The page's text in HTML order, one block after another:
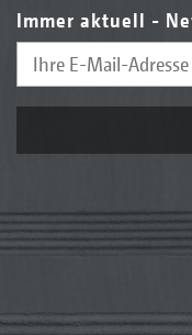
Immer aktuell -